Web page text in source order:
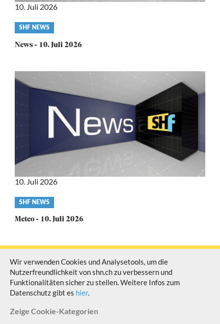
Video
category
SHF NEWS
News - 10. Juli 2026
10. Juli 2026
Video
category
SHF NEWS
Meteo - 10. Juli 2026
10. Juli 2026
© Schaffhauser Fernsehen Alle Rechte vorbehalten
Wir verwenden Cookies und Analysetools, um die
Nutzerfreundlichkeit von shn.ch zu verbessern und
Funktionalitäten sicher zu stellen. Weitere Infos zum
Datenschutz gibt es hier.
Zeige Cookie-Kategorien